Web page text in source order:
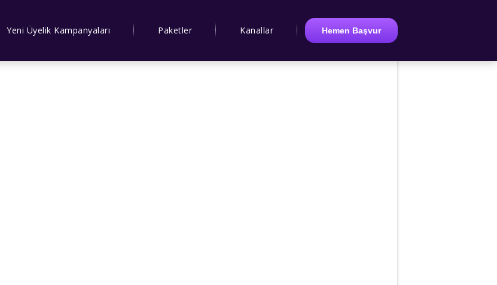
Yeni Üyelik Kampanyaları Paketler Kanallar Hemen Başvur